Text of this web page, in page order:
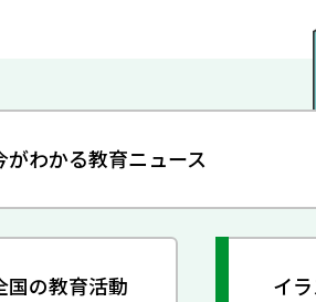
がわかる教育ニュース
国の教育活動 イ